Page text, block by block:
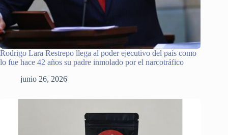
Rodrigo Lara Restrepo llega al poder ejecutivo del país como
lo fue hace 42 años su padre inmolado por el narcotráfico
junio 26, 2026